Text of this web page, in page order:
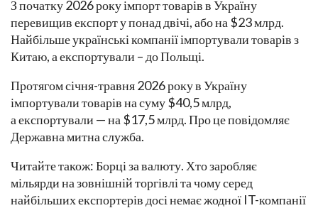
З початку 2026 року імпорт товарів в Україну
перевищив експорт у понад двічі, або на $23 млрд.
Найбільше українські компанії імпортували товарів з
Китаю, а експортували – до Польщі.
Протягом січня-травня 2026 року в Україну
імпортували товарів на суму $40,5 млрд,
а експортували — на $17,5 млрд. Про це повідомляє
Державна митна служба.
Читайте також: Борці за валюту. Хто заробляє
мільярди на зовнішній торгівлі та чому серед
найбільших експортерів досі немає жодної IT-компанії